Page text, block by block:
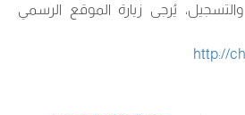
يُرجى زيارة الموقع الرسمي
http://